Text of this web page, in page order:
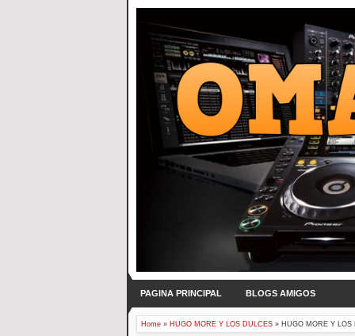
PAGINA PRINCIPAL BLOGS AMIGOS
Home » HUGO MORE Y LOS DULCES » HUGO MORE Y